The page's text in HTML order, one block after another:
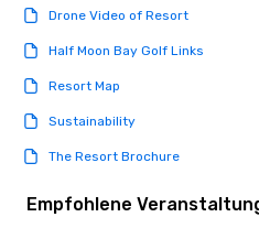
Drone Video of Resort
Half Moon Bay Golf Links
Resort Map
Sustainability
The Resort Brochure
Empfohlene